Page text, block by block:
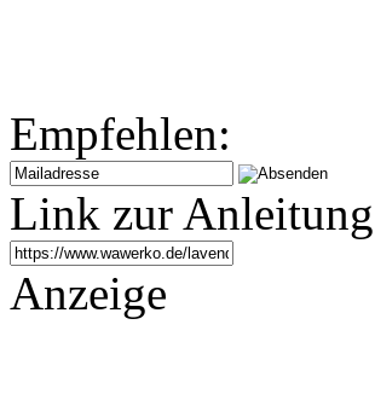
Empfehlen:
Link zur
Anzeige